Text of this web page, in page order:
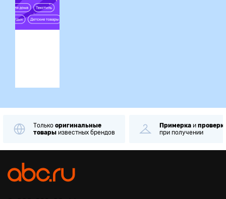
Только оригинальные
товары известных брендов
Примерка и
при получении